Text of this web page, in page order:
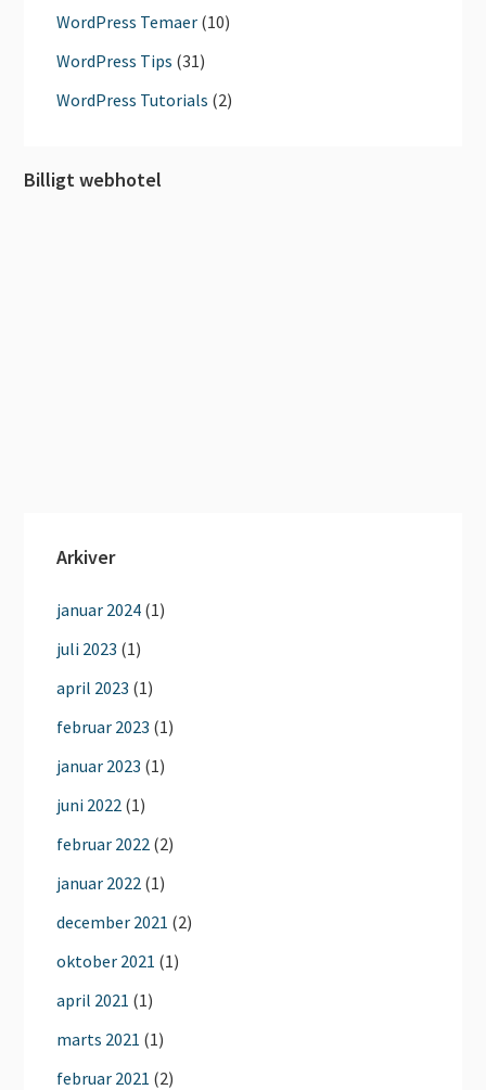
WordPress Temaer (10)
WordPress Tips (31)
WordPress Tutorials (2)
Billigt webhotel
Arkiver
januar 2024 (1)
juli 2023 (1)
april 2023 (1)
februar 2023 (1)
januar 2023 (1)
juni 2022 (1)
februar 2022 (2)
januar 2022 (1)
december 2021 (2)
oktober 2021 (1)
april 2021 (1)
marts 2021 (1)
februar 2021 (2)